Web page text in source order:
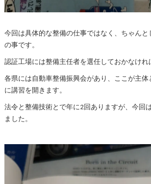
今回は具体的な整備の仕事ではなく、ちゃんと
の事です。
認証工場には整備主任者を選任しておかなけれ
各県には自動車整備振興会があり、ここが主
に講習を開きます。
法令と整備技術とで年に2回ありますが、今回
ました。